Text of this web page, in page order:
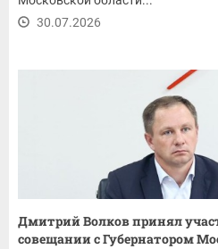
30.07.2026
Дмитрий Волков принял
совещании с Губернатором